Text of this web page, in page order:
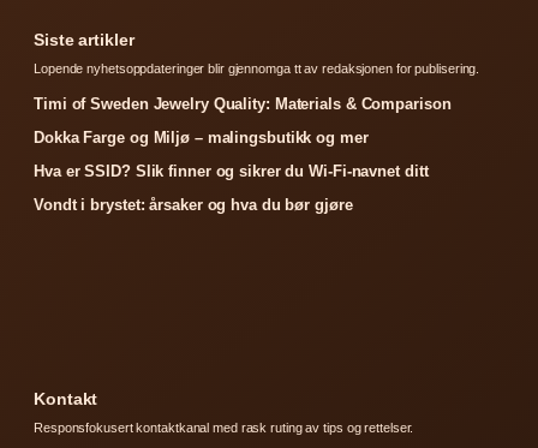
Siste artikler
Lopende nyhetsoppdateringer blir gjennomga tt av redaksjonen for publisering.
Timi of Sweden Jewelry Quality: Materials & Comparison
Dokka Farge og Miljø – malingsbutikk og mer
Hva er SSID? Slik finner og sikrer du Wi-Fi-navnet ditt
Vondt i brystet: årsaker og hva du bør gjøre
Kontakt
Responsfokusert kontaktkanal med rask ruting av tips og rettelser.